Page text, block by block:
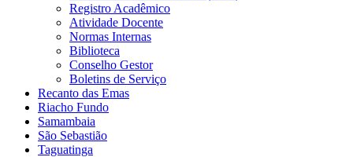
Registro Acadêmico
Atividade Docente
Normas Internas
Biblioteca
Conselho Gestor
Boletins de Serviço
Recanto das Emas
Riacho Fundo
Samambaia
São Sebastião
Taguatinga